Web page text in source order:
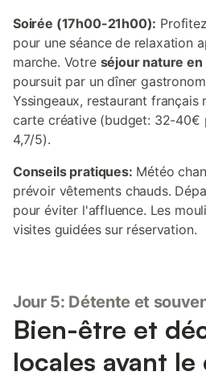
Soirée (17h00-21h00):
pour une séance de relaxation
marche. Votre séjour nature
poursuit par un dîner
Yssingeaux, restaurant
carte créative (budget: 32-40€
4,7/5).
Conseils pratiques: Météo
prévoir vêtements chauds.
pour éviter l'affluence. Les
visites guidées sur réservation.
Jour 5: Détente et
Bien-être et
locales avant